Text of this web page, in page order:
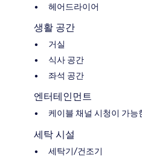
헤어드라이어
생활 공간
거실
식사 공간
좌석 공간
엔터테인먼트
케이블 채널 시청이 가능
세탁 시설
세탁기/건조기